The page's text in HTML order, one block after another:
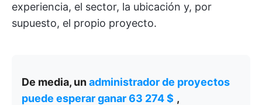
experiencia, el sector, la ubicación y, por
supuesto, el propio proyecto.
De media, unadministrador de proyectos
puede esperar ganar 63 274 $ ,